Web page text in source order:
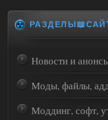
Новости и
Моды, файлы,
Моддинг, софт,